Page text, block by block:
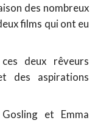
des nombreux
films qui ont eu
deux rêveurs
des aspirations
et Emma